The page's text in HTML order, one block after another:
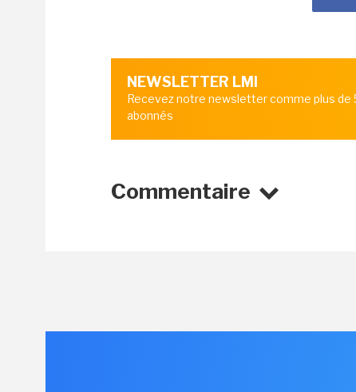
NEWSLETTER LMI
Recevez notre newsletter comme plus
abonnés
Commentaire